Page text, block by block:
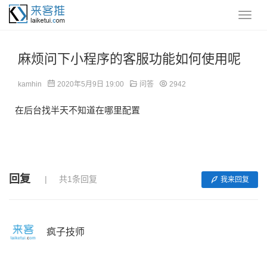
麻烦问下小程序的客服功能如何使用呢
kamhin 2020年5月9日 19:00 问答 2942
在后台找半天不知道在哪里配置
回复 共1条回复 我来回复
疯子技师